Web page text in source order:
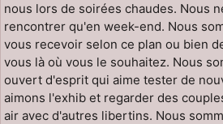
nous lors de soirées chaudes. Nous
rencontrer qu'en week-end. Nous
vous recevoir selon ce plan ou bien
vous là où vous le souhaitez. Nous
ouvert d'esprit qui aime tester de
aimons l'exhib et regarder des
air avec d'autres libertins. Nous